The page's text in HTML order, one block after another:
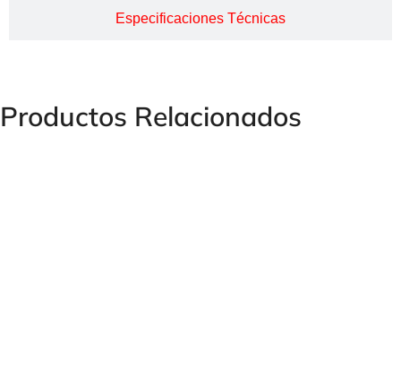
Especificaciones Técnicas
Productos Relacionados